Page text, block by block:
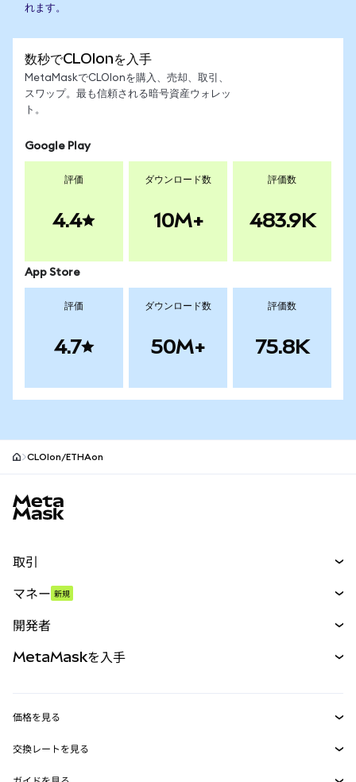
れます。
数秒でCLOIonを入手
MetaMaskでCLOIonを購入、売却、取引、
スワップ。最も信頼される暗号資産ウォレッ
ト。
Google Play
評価
4.4
ダウンロード数
10M+
評価数
483.9K
App Store
評価
4.7
ダウンロード数
50M+
評価数
75.8K
CLOIon/ETHAon
取引
パーペチュアル
RWA
マネー 新規
開発者
MetaMask Connect
MetaMaskを入手
価格を見る
イーサリアムの価格
Solanaの価格
交換レートを見る